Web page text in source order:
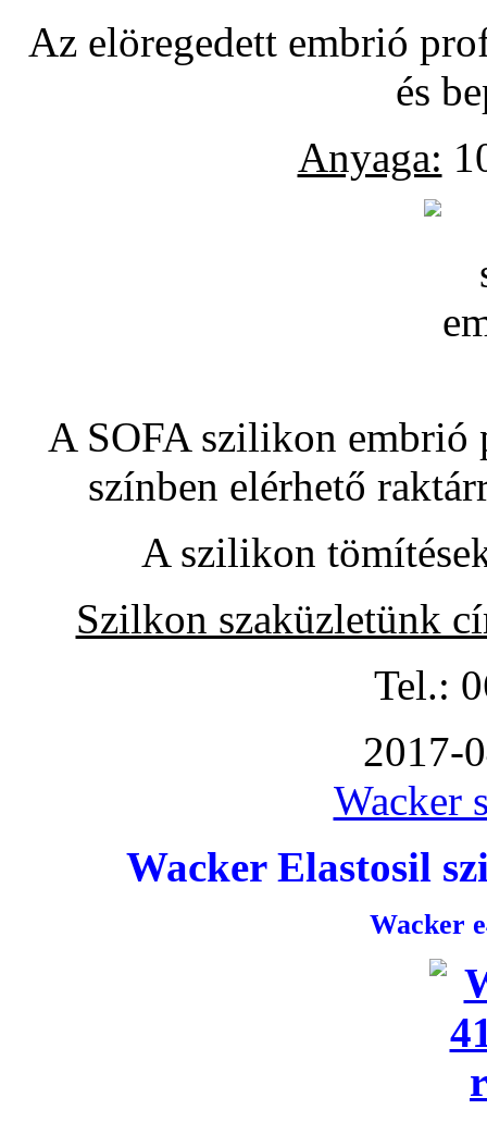
Az elöregedett embrió
és
Anyaga:
A SOFA szilikon embrió
színben elérhető
A szilikon
Szilkon szaküzletünk
Tel.:
2017-
Wacker
Wacker Elastosil
Wacker